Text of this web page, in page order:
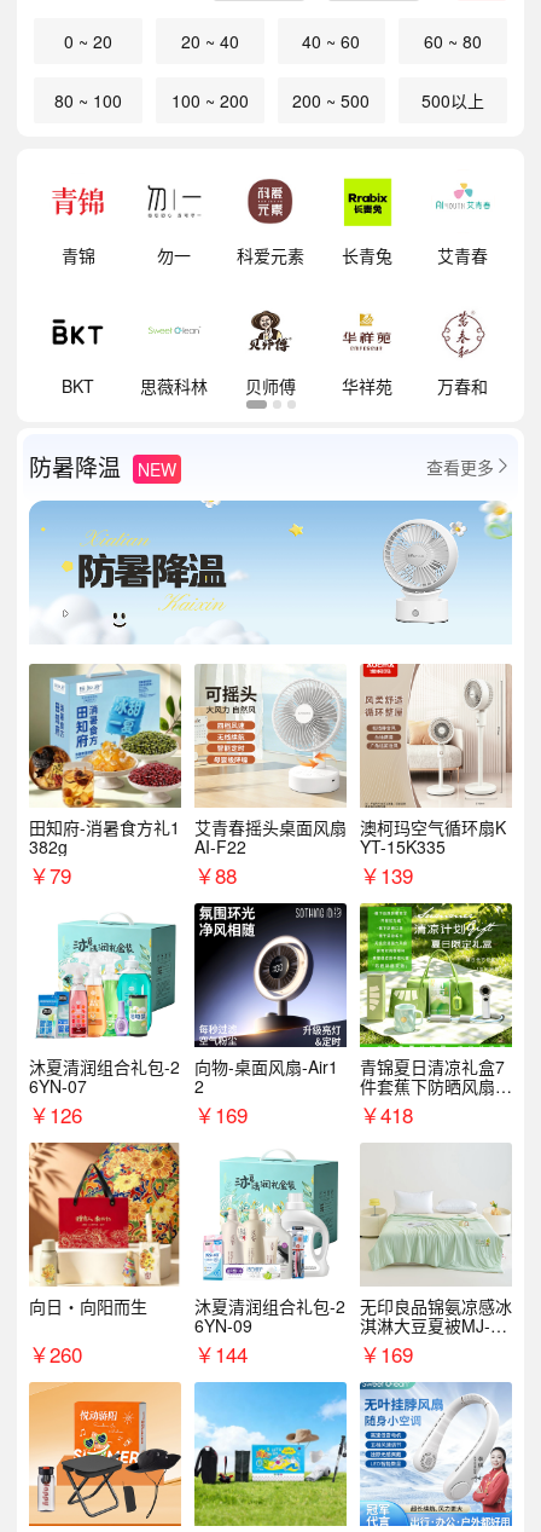
0 ~ 20 20 ~ 40 40 ~ 60 60 ~ 80
80 ~ 100 100 ~ 200 200 ~ 500 500以上
青锦 勿一 科爱元素 长青兔 艾青春
BKT 思薇科林 贝师傅 华祥苑 万春和
防暑降温 NEW 查看更多 
田知府-消暑食方礼1
382g
￥79
艾青春摇头桌面风扇
AI-F22
￥88
澳柯玛空气循环扇K
YT-15K335
￥139
沐夏清润组合礼包-2
6YN-07
￥126
向物-桌面风扇-Air1
2
￥169
青锦夏日清凉礼盒7
件套蕉下防晒风扇员
工福利端午伴手礼企
业定制
￥418
向日・向阳而生
￥260
沐夏清润组合礼包-2
6YN-09
￥144
无印良品锦氨凉感冰
淇淋大豆夏被MJ-B2
025-0193
￥169